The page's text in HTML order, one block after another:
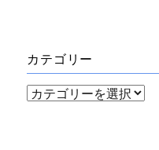
ブ
カテゴリー
カ